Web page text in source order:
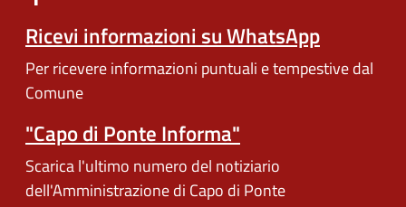
Ricevi informazioni su WhatsApp
Per ricevere informazioni puntuali e tempestive dal
Comune
"Capo di Ponte Informa"
Scarica l'ultimo numero del notiziario
dell'Amministrazione di Capo di Ponte